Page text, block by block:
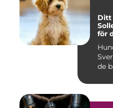
Ditt
för
de